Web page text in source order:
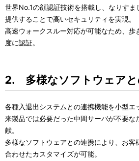
世界No.1の顔認証技術を搭載し、なりすま
提供することで高いセキュリティを実現。
高速ウォークスルー対応が可能なため、歩
度に認証。
2. 多様なソフトウェアと
各種入退出システムとの連携機能を小型エ
来製品では必要だった中間サーバが不要な
献。
多様なソフトウェアとの連携により、お客
合わせたカスタマイズが可能。